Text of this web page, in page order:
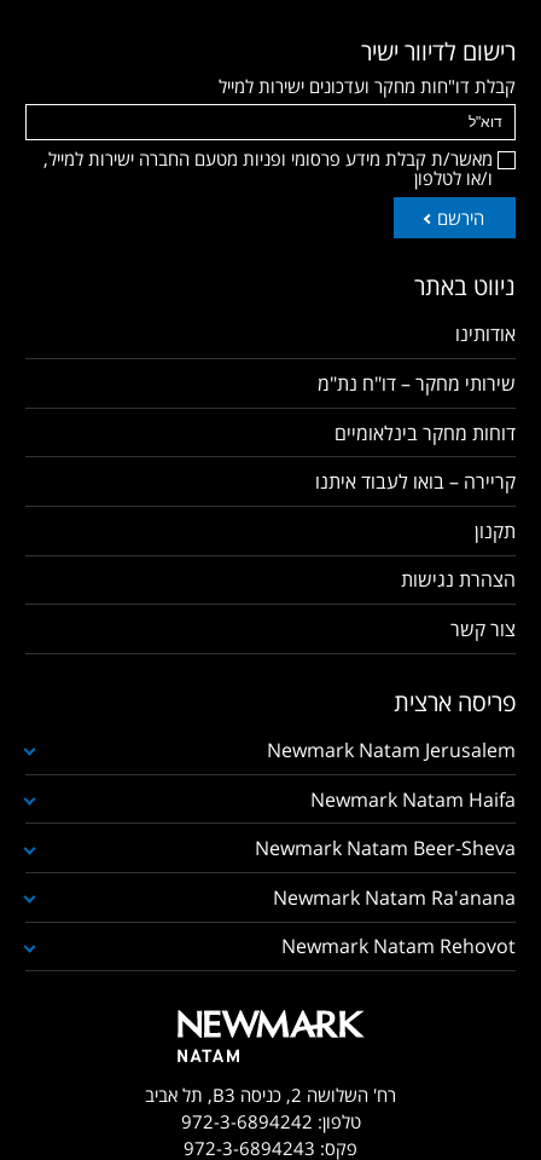
רישום לדיוור ישיר
קבלת דו"חות מחקר ועדכונים ישירות למייל
מאשר/ת קבלת מידע פרסומי ופניות מטעם החברה ישירות למייל,
ו/או לטלפון
הירשם
ניווט באתר
אודותינו
שירותי מחקר – דו"ח נת"מ
דוחות מחקר בינלאומיים
קריירה – בואו לעבוד איתנו
תקנון
הצהרת נגישות
צור קשר
פריסה ארצית
Newmark Natam Jerusalem
Newmark Natam Haifa
Newmark Natam Beer-Sheva
Newmark Natam Ra'anana
Newmark Natam Rehovot
רח' השלושה 2, כניסה B3, תל אביב
טלפון: 972-3-6894242
פקס: 972-3-6894243